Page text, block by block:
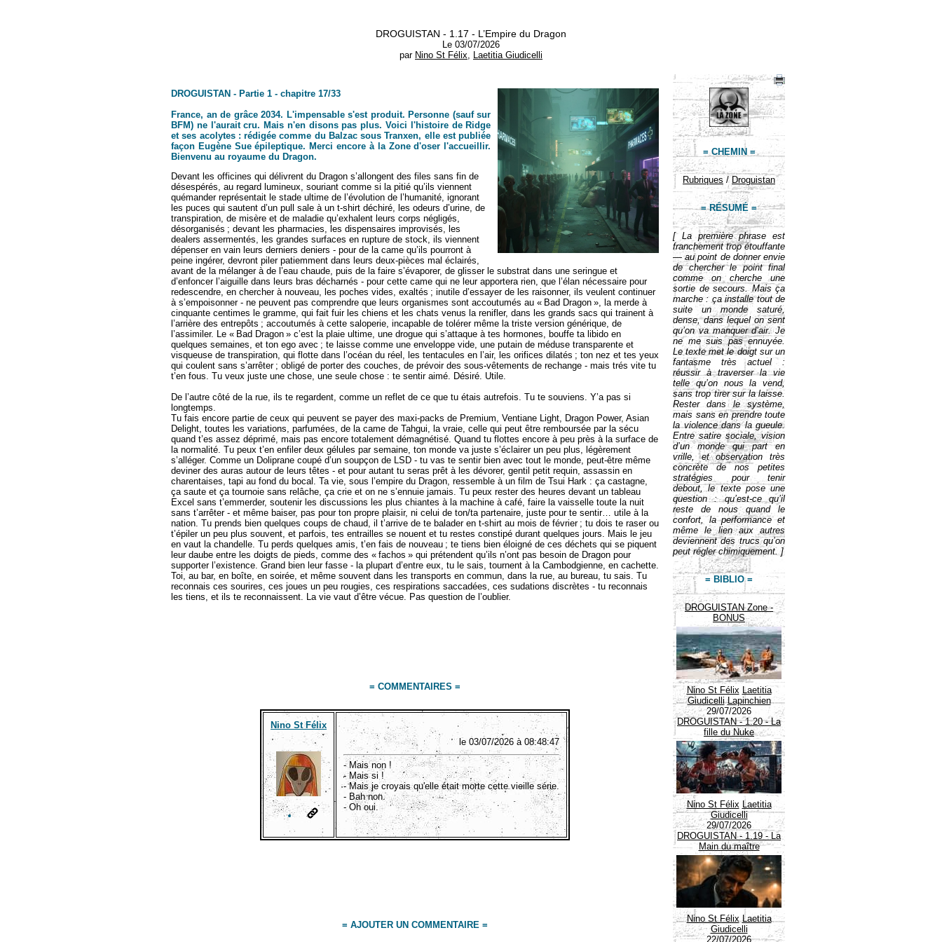
DROGUISTAN - 1.17 - L’Empire du Dragon
Le 03/07/2026
par Nino St Félix, Laetitia Giudicelli
= CHEMIN =
Rubriques / Droguistan
= RÉSUMÉ =
[ La première phrase est
franchement trop étouffante
— au point de donner envie
de chercher le point final
comme on cherche une
sortie de secours. Mais ça
marche : ça installe tout de
suite un monde saturé,
dense, dans lequel on sent
qu’on va manquer d’air. Je
ne me suis pas ennuyée.
Le texte met le doigt sur un
fantasme très actuel :
réussir à traverser la vie
telle qu’on nous la vend,
sans trop tirer sur la laisse.
Rester dans le système,
mais sans en prendre toute
la violence dans la gueule.
Entre satire sociale, vision
d’un monde qui part en
vrille, et observation très
concrète de nos petites
stratégies pour tenir
debout, le texte pose une
question : qu’est-ce qu’il
reste de nous quand le
confort, la performance et
même le lien aux autres
deviennent des trucs qu’on
peut régler chimiquement. ]
= BIBLIO =
DROGUISTAN Zone -
BONUS
Nino St Félix Laetitia
Giudicelli Lapinchien
29/07/2026
DROGUISTAN - 1.20 - La
fille du Nuke
Nino St Félix Laetitia
Giudicelli
29/07/2026
DROGUISTAN - 1.19 - La
Main du maître
Nino St Félix Laetitia
Giudicelli
22/07/2026
DROGUISTAN - Partie 1 - chapitre 17/33
France, an de grâce 2034. L'impensable s'est produit. Personne (sauf sur
BFM) ne l'aurait cru. Mais n'en disons pas plus. Voici l'histoire de Ridge
et ses acolytes : rédigée comme du Balzac sous Tranxen, elle est publiée
façon Eugène Sue épileptique. Merci encore à la Zone d'oser l'accueillir.
Bienvenu au royaume du Dragon.
Devant les officines qui délivrent du Dragon s’allongent des files sans fin de
désespérés, au regard lumineux, souriant comme si la pitié qu’ils viennent
quémander représentait le stade ultime de l’évolution de l’humanité, ignorant
les puces qui sautent d’un pull sale à un t-shirt déchiré, les odeurs d’urine, de
transpiration, de misère et de maladie qu’exhalent leurs corps négligés,
désorganisés ; devant les pharmacies, les dispensaires improvisés, les
dealers assermentés, les grandes surfaces en rupture de stock, ils viennent
dépenser en vain leurs derniers deniers - pour de la came qu’ils pourront à
peine ingérer, devront piler patiemment dans leurs deux-pièces mal éclairés,
avant de la mélanger à de l’eau chaude, puis de la faire s’évaporer, de glisser le substrat dans une seringue et
d’enfoncer l’aiguille dans leurs bras décharnés - pour cette came qui ne leur apportera rien, que l’élan nécessaire pour
redescendre, en chercher à nouveau, les poches vides, exaltés ; inutile d’essayer de les raisonner, ils veulent continuer
à s’empoisonner - ne peuvent pas comprendre que leurs organismes sont accoutumés au « Bad Dragon », la merde à
cinquante centimes le gramme, qui fait fuir les chiens et les chats venus la renifler, dans les grands sacs qui trainent à
l’arrière des entrepôts ; accoutumés à cette saloperie, incapable de tolérer même la triste version générique, de
l’assimiler. Le « Bad Dragon » c’est la plaie ultime, une drogue qui s’attaque à tes hormones, bouffe ta libido en
quelques semaines, et ton ego avec ; te laisse comme une enveloppe vide, une putain de méduse transparente et
visqueuse de transpiration, qui flotte dans l’océan du réel, les tentacules en l’air, les orifices dilatés ; ton nez et tes yeux
qui coulent sans s’arrêter ; obligé de porter des couches, de prévoir des sous-vêtements de rechange - mais trés vite tu
t’en fous. Tu veux juste une chose, une seule chose : te sentir aimé. Désiré. Utile.
De l’autre côté de la rue, ils te regardent, comme un reflet de ce que tu étais autrefois. Tu te souviens. Y’a pas si
longtemps.
Tu fais encore partie de ceux qui peuvent se payer des maxi-packs de Premium, Ventiane Light, Dragon Power, Asian
Delight, toutes les variations, parfumées, de la came de Tahgui, la vraie, celle qui peut être remboursée par la sécu
quand t’es assez déprimé, mais pas encore totalement démagnétisé. Quand tu flottes encore à peu près à la surface de
la normalité. Tu peux t’en enfiler deux gélules par semaine, ton monde va juste s’éclairer un peu plus, légèrement
s’alléger. Comme un Doliprane coupé d’un soupçon de LSD - tu vas te sentir bien avec tout le monde, peut-être même
deviner des auras autour de leurs têtes - et pour autant tu seras prêt à les dévorer, gentil petit requin, assassin en
charentaises, tapi au fond du bocal. Ta vie, sous l’empire du Dragon, ressemble à un film de Tsui Hark : ça castagne,
ça saute et ça tournoie sans relâche, ça crie et on ne s’ennuie jamais. Tu peux rester des heures devant un tableau
Excel sans t’emmerder, soutenir les discussions les plus chiantes à la machine à café, faire la vaisselle toute la nuit
sans t’arrêter - et même baiser, pas pour ton propre plaisir, ni celui de ton/ta partenaire, juste pour te sentir… utile à la
nation. Tu prends bien quelques coups de chaud, il t’arrive de te balader en t-shirt au mois de février ; tu dois te raser ou
t’épiler un peu plus souvent, et parfois, tes entrailles se nouent et tu restes constipé durant quelques jours. Mais le jeu
en vaut la chandelle. Tu perds quelques amis, t’en fais de nouveau ; te tiens bien éloigné de ces déchets qui se piquent
leur daube entre les doigts de pieds, comme des « fachos » qui prétendent qu’ils n’ont pas besoin de Dragon pour
supporter l’existence. Grand bien leur fasse - la plupart d’entre eux, tu le sais, tournent à la Cambodgienne, en cachette.
Toi, au bar, en boîte, en soirée, et même souvent dans les transports en commun, dans la rue, au bureau, tu sais. Tu
reconnais ces sourires, ces joues un peu rougies, ces respirations saccadées, ces sudations discrètes - tu reconnais
les tiens, et ils te reconnaissent. La vie vaut d’être vécue. Pas question de l’oublier.
= COMMENTAIRES =
Nino St Félix
le 03/07/2026 à 08:48:47
- Mais non !
- Mais si !
- Mais je croyais qu'elle était morte cette vieille série.
- Bah non.
- Oh oui.
= AJOUTER UN COMMENTAIRE =